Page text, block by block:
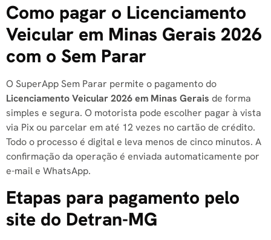
Como pagar o Licenciamento
Veicular em Minas Gerais 2026
com o Sem Parar
O SuperApp Sem Parar permite o pagamento do
Licenciamento Veicular 2026 em Minas Gerais de forma
simples e segura. O motorista pode escolher pagar à vista
via Pix ou parcelar em até 12 vezes no cartão de crédito.
Todo o processo é digital e leva menos de cinco minutos. A
confirmação da operação é enviada automaticamente por
e-mail e WhatsApp.
Etapas para pagamento pelo
site do Detran-MG